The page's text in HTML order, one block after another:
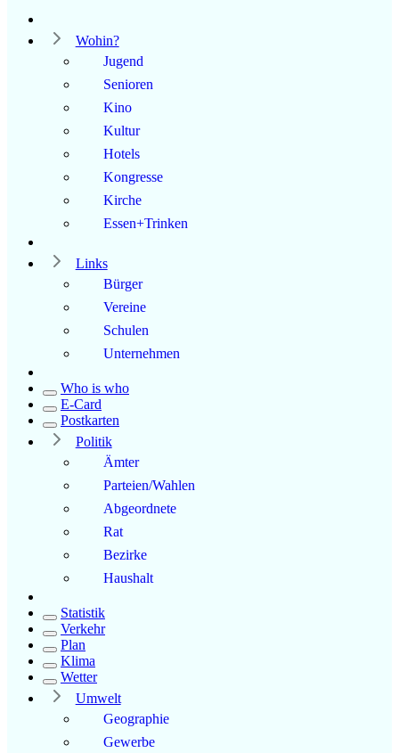
Wohin?
Jugend
Senioren
Kino
Kultur
Hotels
Kongresse
Kirche
Essen+Trinken
Links
Bürger
Vereine
Schulen
Unternehmen
Who is who
E-Card
Postkarten
Politik
Ämter
Parteien/Wahlen
Abgeordnete
Rat
Bezirke
Haushalt
Statistik
Verkehr
Plan
Klima
Wetter
Umwelt
Geographie
Gewerbe